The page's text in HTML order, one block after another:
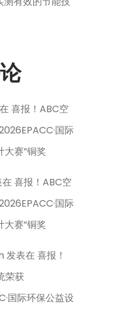
喜报！ABC空
国际
大赛”铜奖
在喜报！ABC空
国际
大赛”铜奖
发表在喜报！
荣获
国际环保公益设